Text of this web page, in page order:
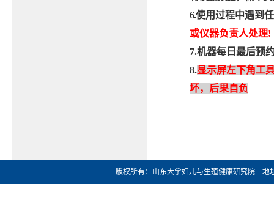
6.使用过程中遇到
或仪器负责人处理!
7.机器每日最后预
8.显示屏左下角工
坏，后果自负
版权所有：山东大学妇儿与生殖健康研究院 地